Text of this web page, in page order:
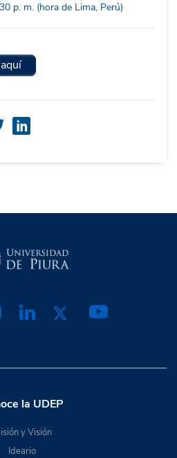
p. m. (hora de Lima, Perú)
la UDEP
y Visión
Ideario